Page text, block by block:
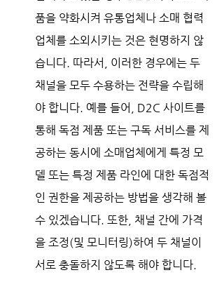
품을 약화시켜 유통업체나 소매 협력
업체를 소외시키는 것은 현명하지 않
습니다. 따라서, 이러한 경우에는 두
채널을 모두 수용하는 전략을 수립해
야 합니다. 예를 들어, D2C 사이트를
통해 독점 제품 또는 구독 서비스를 제
공하는 동시에 소매업체에게 특정 모
델 또는 특정 제품 라인에 대한 독점적
인 권한을 제공하는 방법을 생각해 볼
수 있겠습니다. 또한, 채널 간에 가격
을 조정(및 모니터링)하여 두 채널이
서로 충돌하지 않도록 해야 합니다.